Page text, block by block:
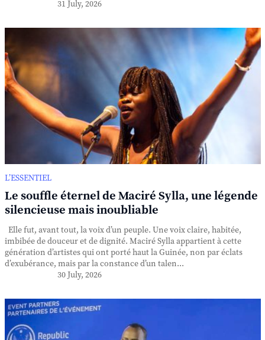
31 July, 2026
L’ESSENTIEL
Le souffle éternel de Maciré Sylla, une légende
silencieuse mais inoubliable
Elle fut, avant tout, la voix d’un peuple. Une voix claire, habitée,
imbibée de douceur et de dignité. Maciré Sylla appartient à cette
génération d’artistes qui ont porté haut la Guinée, non par éclats
d’exubérance, mais par la constance d’un talen...
30 July, 2026